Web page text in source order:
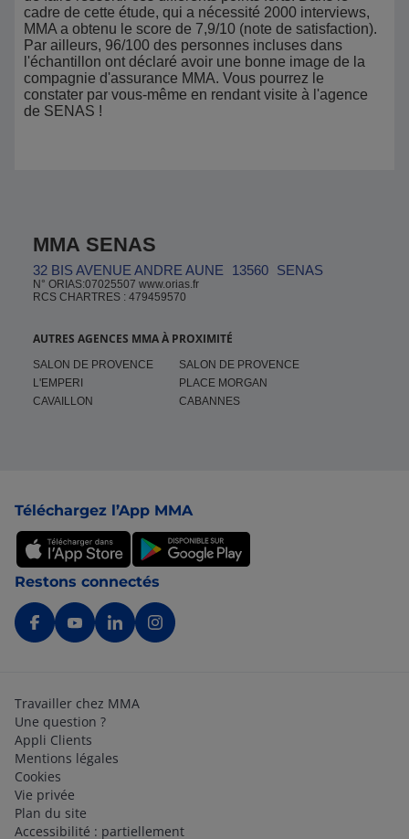
cadre de cette étude, qui a nécessité 2000 interviews,
MMA a obtenu le score de 7,9/10 (note de satisfaction).
Par ailleurs, 96/100 des personnes incluses dans
l'échantillon ont déclaré avoir une bonne image de la
compagnie d'assurance MMA. Vous pourrez le
constater par vous-même en rendant visite à l'agence
de SENAS !
MMA SENAS
32 BIS AVENUE ANDRE AUNE 13560 SENAS
N° ORIAS:07025507 www.orias.fr
RCS CHARTRES : 479459570
AUTRES AGENCES MMA À PROXIMITÉ
SALON DE PROVENCE
L'EMPERI
SALON DE PROVENCE
PLACE MORGAN
CAVAILLON
CABANNES
Téléchargez l’App MMA
Restons connectés
Travailler chez MMA
Une question ?
Appli Clients
Mentions légales
Cookies
Vie privée
Plan du site
Accessibilité : partiellement